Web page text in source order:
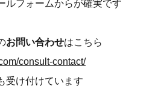
ルフォームからが確実です
お問い合わせはこちら
consult-contact/
受け付けています